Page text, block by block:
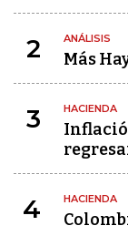
2 ANÁLISIS
Más
3 HACIENDA
4 HACIENDA